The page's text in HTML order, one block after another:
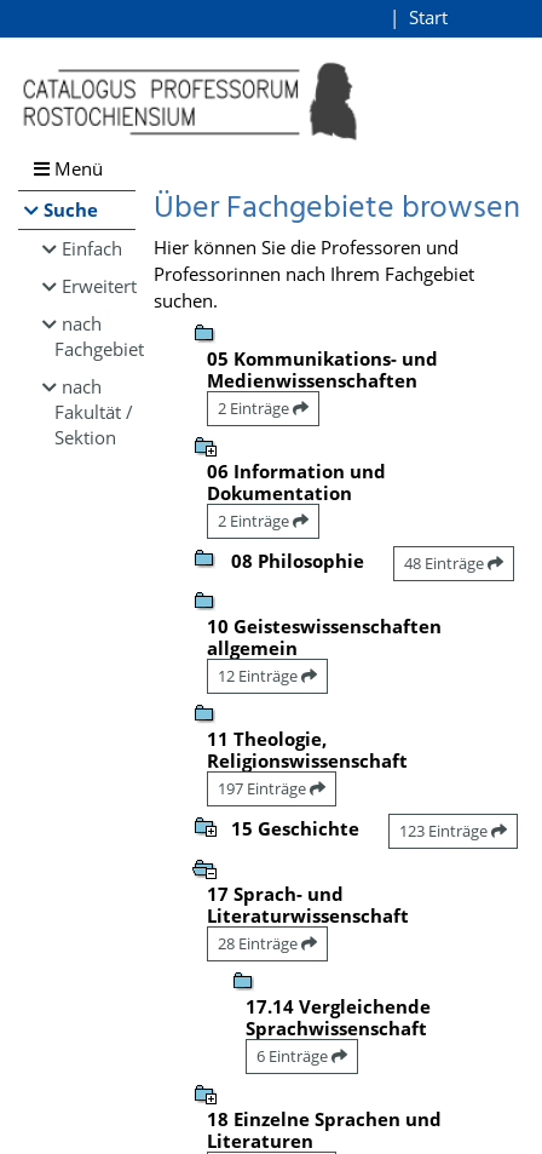
Browsen
direkt zum Inhalt
Start
Menü
Suche
Einfach
Erweitert
nach
Fachgebiet
nach
Fakultät /
Sektion
Über Fachgebiete browsen
Hier können Sie die Professoren und
Professorinnen nach Ihrem Fachgebiet
suchen.
05 Kommunikations- und
Medienwissenschaften
2 Einträge
06 Information und
Dokumentation
2 Einträge
08 Philosophie 48 Einträge
10 Geisteswissenschaften
allgemein
12 Einträge
11 Theologie,
Religionswissenschaft
197 Einträge
15 Geschichte 123 Einträge
17 Sprach- und
Literaturwissenschaft
28 Einträge
17.14 Vergleichende
Sprachwissenschaft
6 Einträge
18 Einzelne Sprachen und
Literaturen